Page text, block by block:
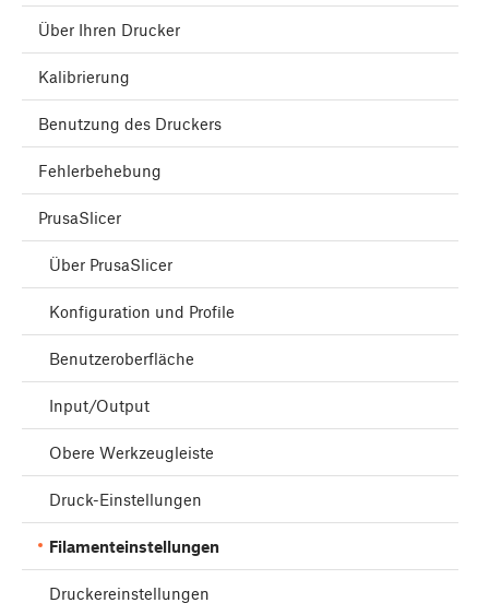
Über Ihren Drucker
Kalibrierung
Benutzung des Druckers
Fehlerbehebung
PrusaSlicer
Über PrusaSlicer
Konfiguration und Profile
Benutzeroberfläche
Input/Output
Obere Werkzeugleiste
Druck-Einstellungen
Filamenteinstellungen
Druckereinstellungen